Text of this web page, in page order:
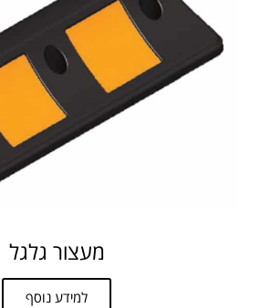
מעצור גלגל
למידע נוסף